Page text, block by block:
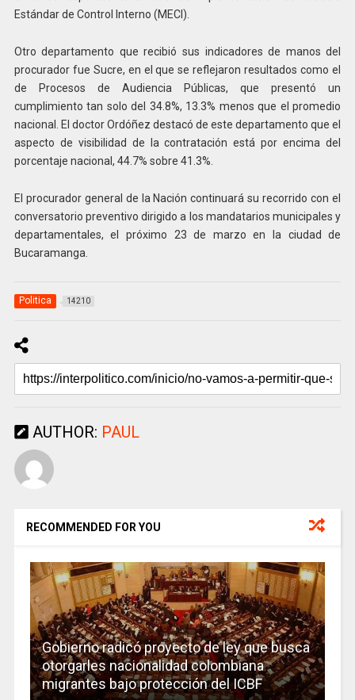
Estándar de Control Interno (MECI).
Otro departamento que recibió sus indicadores de manos del
procurador fue Sucre, en el que se reflejaron resultados como el
de Procesos de Audiencia Públicas, que presentó un
cumplimiento tan solo del 34.8%, 13.3% menos que el promedio
nacional. El doctor Ordóñez destacó de este departamento que el
aspecto de visibilidad de la contratación está por encima del
porcentaje nacional, 44.7% sobre 41.3%.
El procurador general de la Nación continuará su recorrido con el
conversatorio preventivo dirigido a los mandatarios municipales y
departamentales, el próximo 23 de marzo en la ciudad de
Bucaramanga.
Politica 14210
AUTHOR: PAUL
RECOMMENDED FOR YOU
Gobierno radicó proyecto de ley que busca
otorgarles nacionalidad colombiana
migrantes bajo protección del ICBF